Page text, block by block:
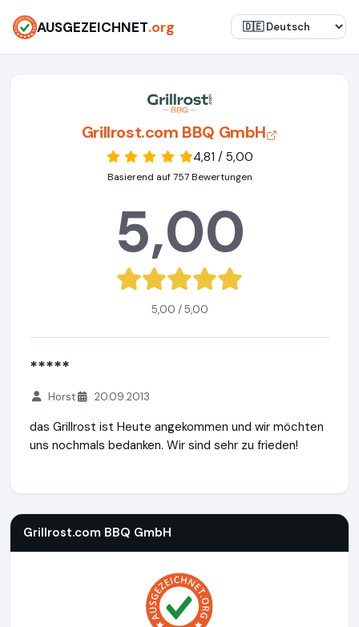
AUSGEZEICHNET.org
Grillrost.com BBQ GmbH
4,81 / 5,00
Basierend auf 757 Bewertungen
5,00
5,00 / 5,00
*****
Horst 20.09.2013
das Grillrost ist Heute angekommen und wir möchten
uns nochmals bedanken. Wir sind sehr zu frieden!
Grillrost.com BBQ GmbH